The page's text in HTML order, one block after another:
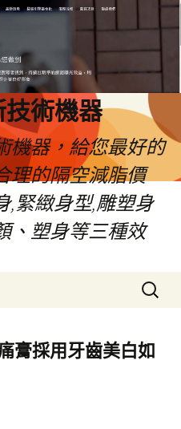
術機器
機器，給您最好的
理的隔空減脂價
,緊緻身型,雕塑身
、塑身等三種效
搜
尋
鍵
字:
膏採用牙齒美白如